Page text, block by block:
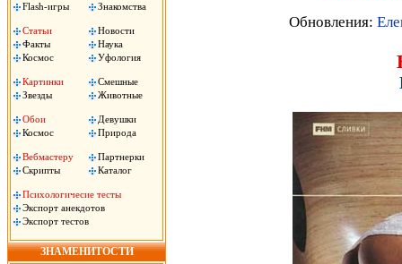
Flash-игры
Знакомства
Статьи
Новости
Факты
Наука
Космос
Уфология
Картинки
Смешные
Звезды
Животные
Обои
Девушки
Космос
Природа
Вебмастеру
Партнерки
Скрипты
Каталог
Психологичесие тесты
Экспорт анекдотов
Экспорт тестов
ЗНАМЕНИТОСТИ
Обновления: